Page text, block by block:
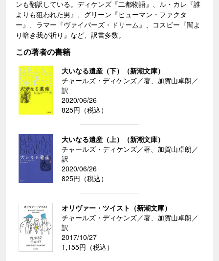
ンも翻訳している。ディケンズ『二都物語』、ル・カレ『誰
よりも狙われた男』、グリーン『ヒューマン・ファクタ
ー』、ラマー『ヴァイパーズ・ドリーム』、コスビー『闇よ
り暗き我が祈り』など、訳書多数。
この著者の書籍
大いなる遺産（下）（新潮文庫）
チャールズ・ディケンズ／著、加賀山卓朗／
訳
2020/06/26
825円（税込）
大いなる遺産（上）（新潮文庫）
チャールズ・ディケンズ／著、加賀山卓朗／
訳
2020/06/26
825円（税込）
オリヴァー・ツイスト（新潮文庫）
チャールズ・ディケンズ／著、加賀山卓朗／
訳
2017/10/27
1,155円（税込）